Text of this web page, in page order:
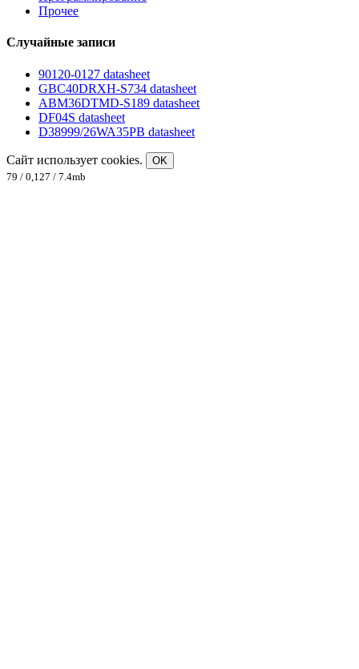
Прочее
Случайные записи
90120-0127 datasheet
GBC40DRXH-S734 datasheet
ABM36DTMD-S189 datasheet
DF04S datasheet
D38999/26WA35PB datasheet
Сайт использует cookies.
OK
79 / 0,127 / 7.4mb